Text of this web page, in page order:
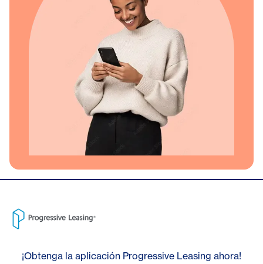
¡Obtenga la aplicación Progressive Leasing ahora!